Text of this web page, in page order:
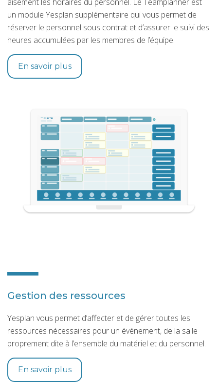
un module Yesplan supplémentaire qui vous permet de
réserver le personnel sous contrat et d’assurer le suivi des
heures accumulées par les membres de l’équipe.
En savoir plus
Gestion des ressources
Yesplan vous permet d’affecter et de gérer toutes les
ressources nécessaires pour un événement, de la salle
proprement dite à l’ensemble du matériel et du personnel.
En savoir plus